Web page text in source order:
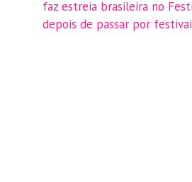
faz estreia brasileira no
depois de passar por